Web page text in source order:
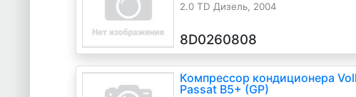
2.0 TD Дизель, 2004
8D0260808
Компрессор кондиционера
Passat B5+ (GP)